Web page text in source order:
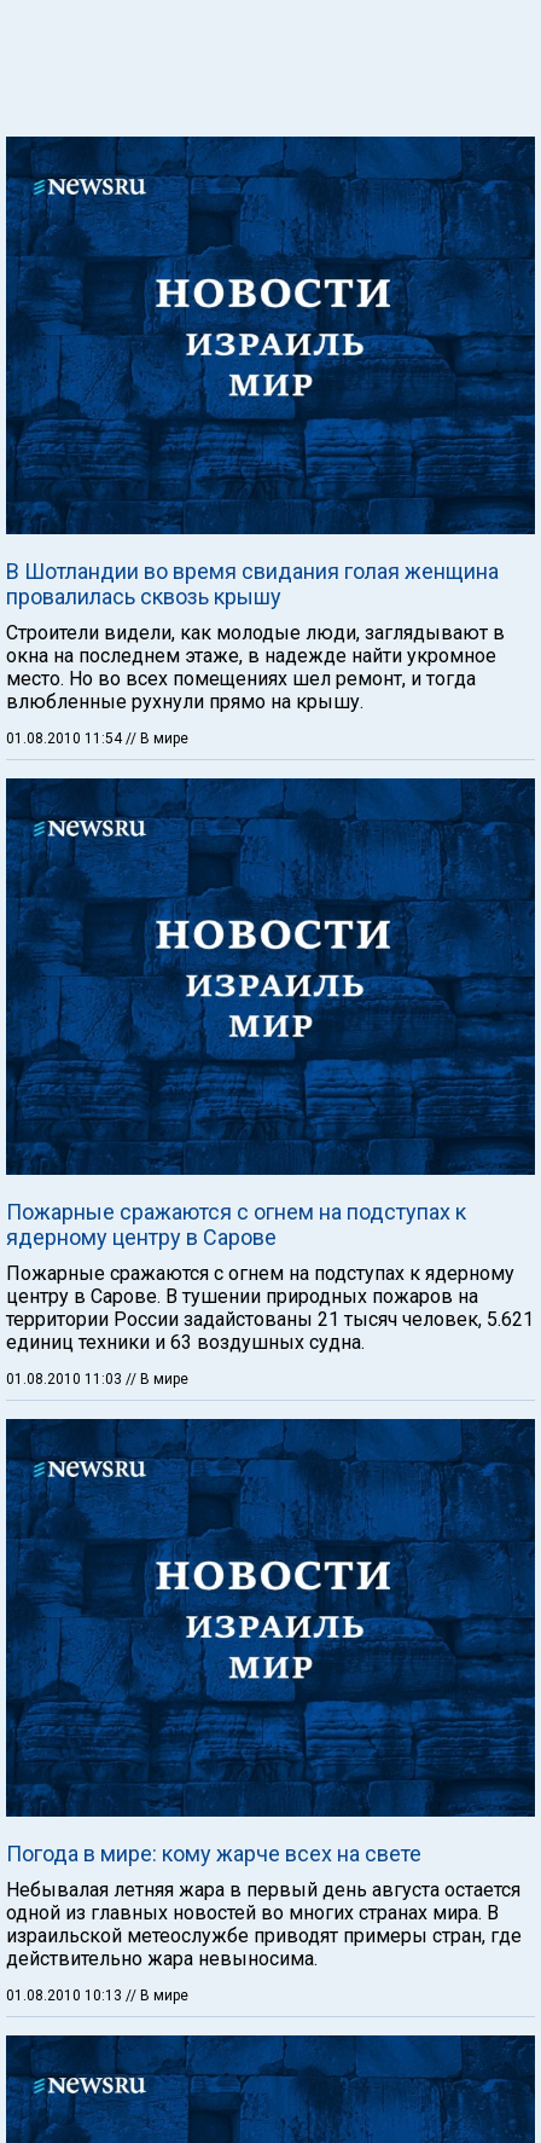
В Шотландии во время свидания голая женщина
провалилась сквозь крышу
Строители видели, как молодые люди, заглядывают в
окна на последнем этаже, в надежде найти укромное
место. Но во всех помещениях шел ремонт, и тогда
влюбленные рухнули прямо на крышу.
01.08.2010 11:54 // В мире
Пожарные сражаются с огнем на подступах к
ядерному центру в Сарове
Пожарные сражаются с огнем на подступах к ядерному
центру в Сарове. В тушении природных пожаров на
территории России задайстованы 21 тысяч человек, 5.621
единиц техники и 63 воздушных судна.
01.08.2010 11:03 // В мире
Погода в мире: кому жарче всех на свете
Небывалая летняя жара в первый день августа остается
одной из главных новостей во многих странах мира. В
израильской метеослужбе приводят примеры стран, где
действительно жара невыносима.
01.08.2010 10:13 // В мире